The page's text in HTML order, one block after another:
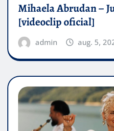
Mihaela Abrudan –
[videoclip oficial]
admin aug. 5,